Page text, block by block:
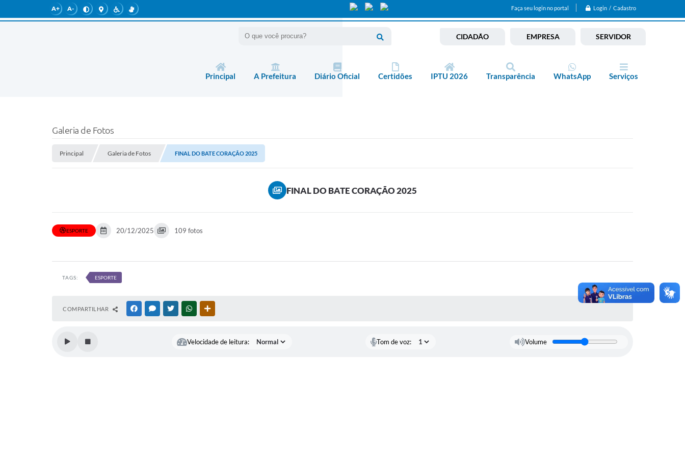
Faça seu login no portal Login / Cadastro
A+ A-
CIDADÃO EMPRESA SERVIDOR
Principal A Prefeitura Diário Oficial Certidões IPTU 2026 Transparência WhatsApp Serviços
Galeria de Fotos
Principal Galeria de Fotos FINAL DO BATE CORAÇÃO 2025
FINAL DO BATE CORAÇÃO 2025
ESPORTE 20/12/2025 109 fotos
TAGS: ESPORTE
COMPARTILHAR FACEBOOKMESSENGER
TWITTERWHATSAPP
Velocidade de leitura: Tom de voz: Volume